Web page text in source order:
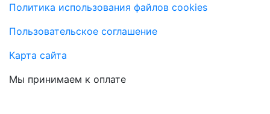
Политика использования файлов cookies
Пользовательское соглашение
Карта сайта
Мы принимаем к оплате